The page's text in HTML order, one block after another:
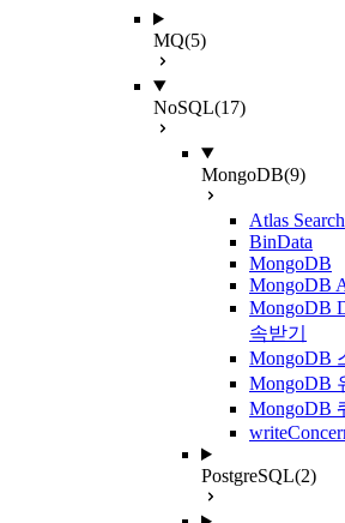
MQ(5)
NoSQL(17)
MongoDB(9)
Atlas Search
BinData
MongoDB
MongoDB
MongoDB
속받기
MongoDB
MongoDB
MongoDB
PostgreSQL(2)